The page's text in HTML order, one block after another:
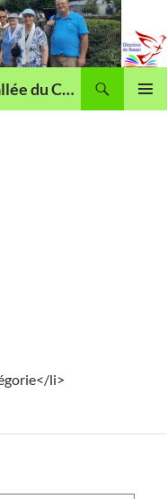
Paroisse Sainte Thérèse de la vallée du Cailly
li>